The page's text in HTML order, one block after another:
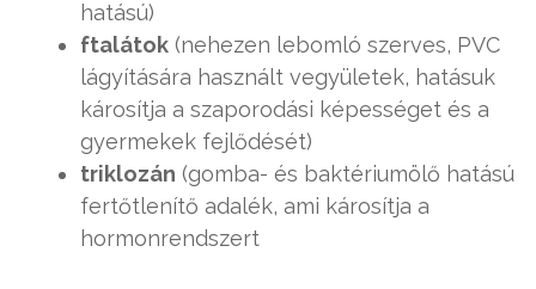
hatású)
ftalátok (nehezen lebomló szerves, PVC
lágyítására használt vegyületek, hatásuk
károsítja a szaporodási képességet és a
gyermekek fejlődését)
triklozán (gomba- és baktériumölő hatású
fertőtlenítő adalék, ami károsítja a
hormonrendszert